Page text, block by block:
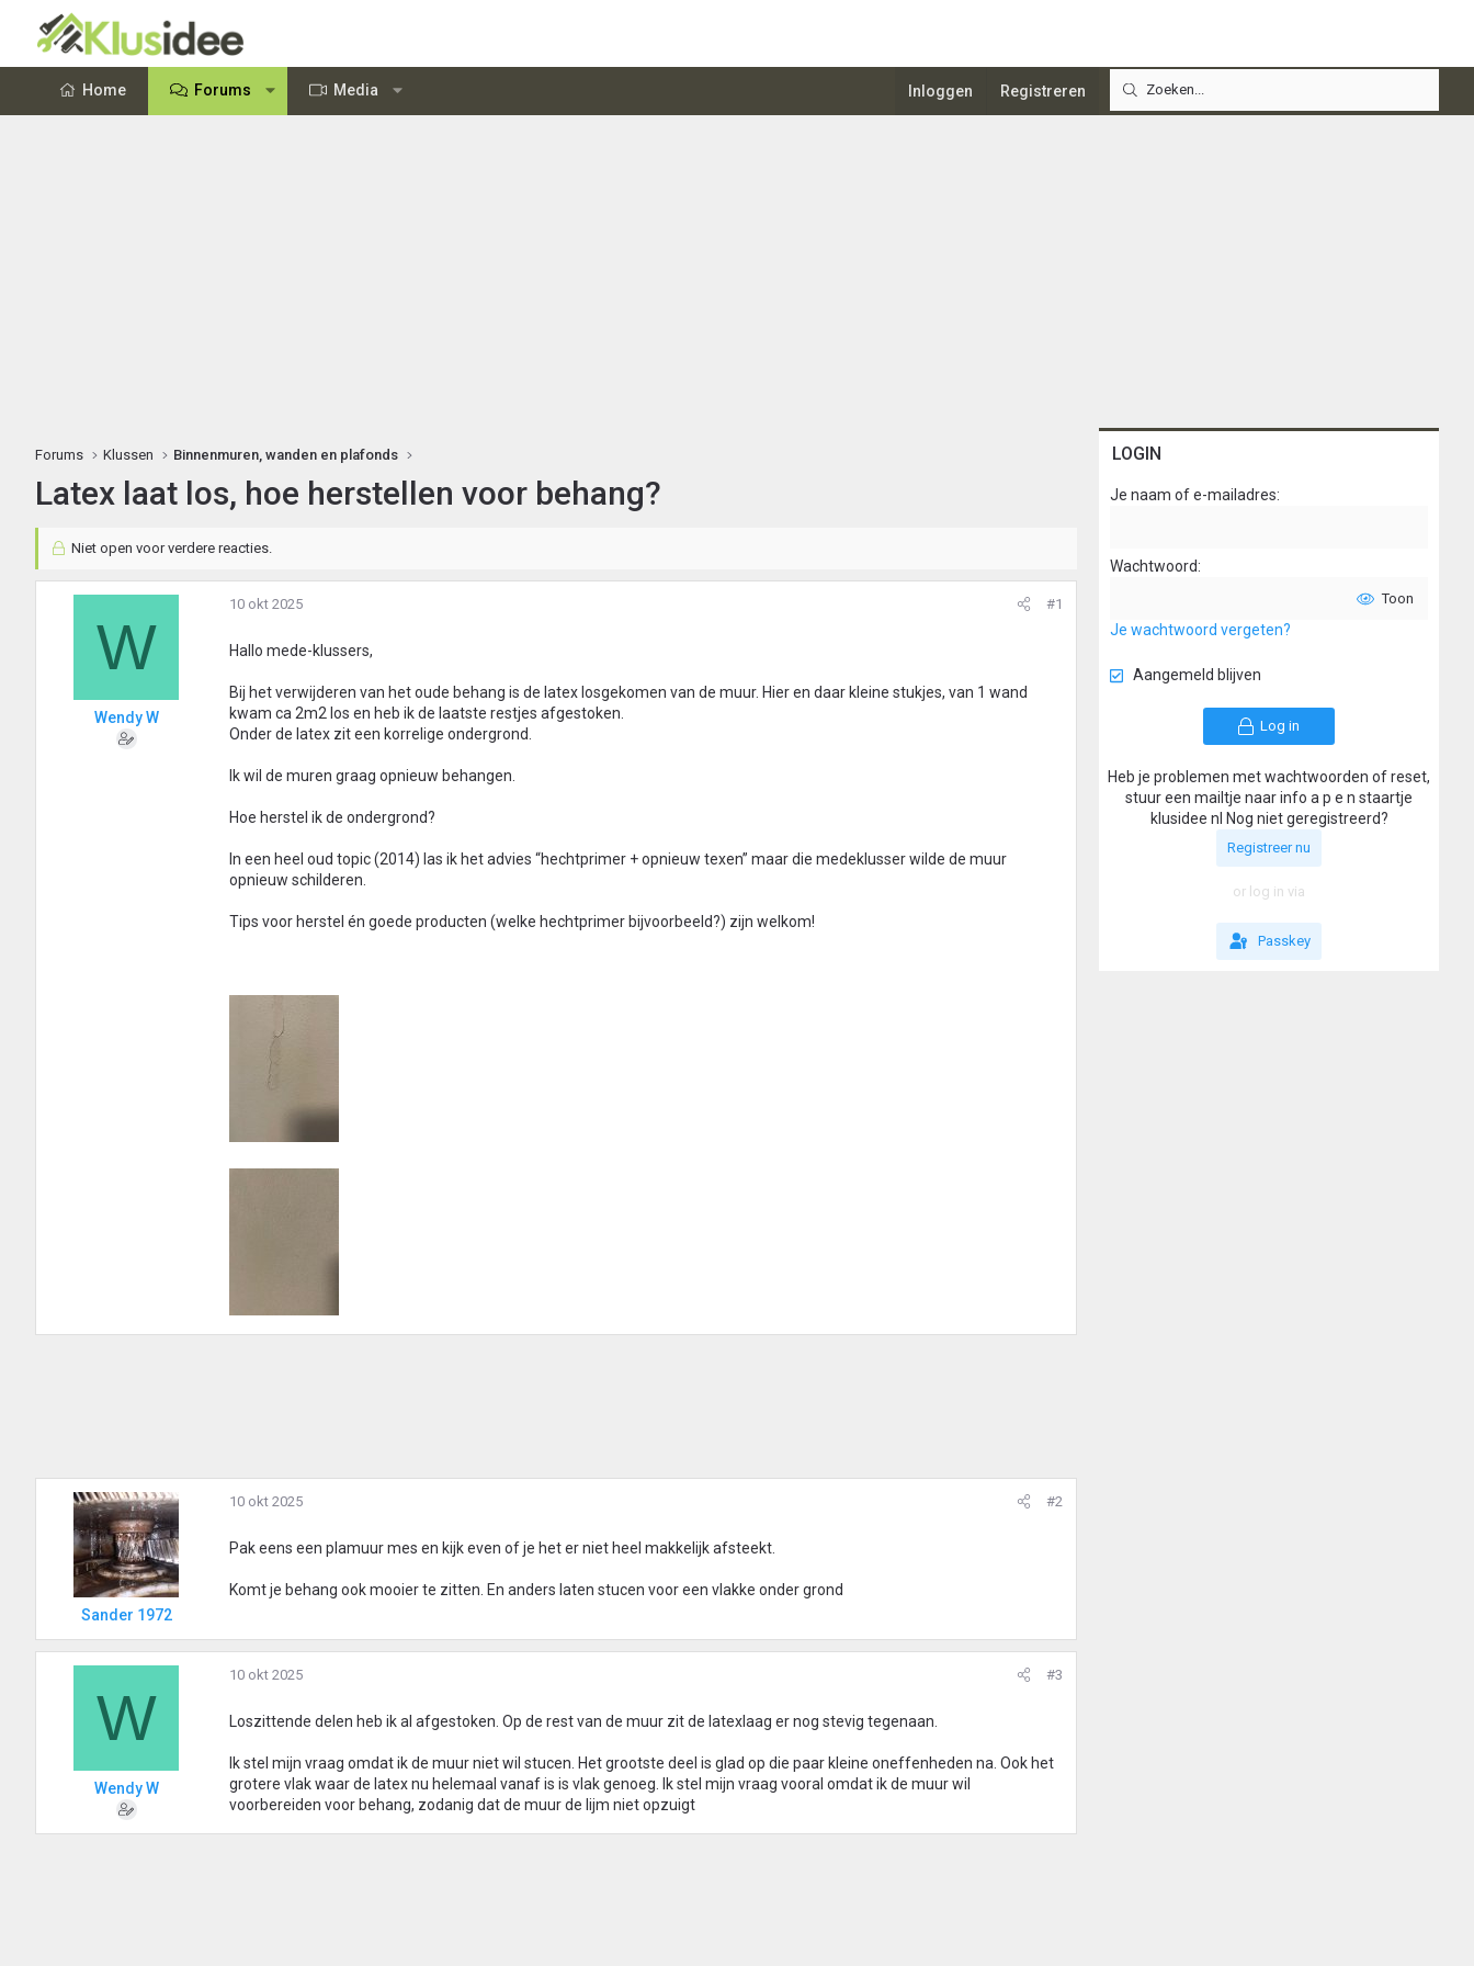
Home Forums Media Inloggen Registreren
Forums Klussen Binnenmuren, wanden en plafonds
Latex laat los, hoe herstellen voor behang?
Niet open voor verdere reacties.
W
Wendy W
10 okt 2025 #1
Hallo mede-klussers,
Bij het verwijderen van het oude behang is de latex losgekomen van de muur. Hier en daar kleine stukjes, van 1 wand
kwam ca 2m2 los en heb ik de laatste restjes afgestoken.
Onder de latex zit een korrelige ondergrond.
Ik wil de muren graag opnieuw behangen.
Hoe herstel ik de ondergrond?
In een heel oud topic (2014) las ik het advies “hechtprimer + opnieuw texen” maar die medeklusser wilde de muur
opnieuw schilderen.
Tips voor herstel én goede producten (welke hechtprimer bijvoorbeeld?) zijn welkom!
Sander 1972
10 okt 2025 #2
Pak eens een plamuur mes en kijk even of je het er niet heel makkelijk afsteekt.
Komt je behang ook mooier te zitten. En anders laten stucen voor een vlakke onder grond
W
Wendy W
10 okt 2025 #3
Loszittende delen heb ik al afgestoken. Op de rest van de muur zit de latexlaag er nog stevig tegenaan.
Ik stel mijn vraag omdat ik de muur niet wil stucen. Het grootste deel is glad op die paar kleine oneffenheden na. Ook het
grotere vlak waar de latex nu helemaal vanaf is is vlak genoeg. Ik stel mijn vraag vooral omdat ik de muur wil
voorbereiden voor behang, zodanig dat de muur de lijm niet opzuigt
LOGIN
Je naam of e-mailadres
Wachtwoord
Toon
Je wachtwoord vergeten?
Aangemeld blijven
Log in
Heb je problemen met wachtwoorden of reset,
stuur een mailtje naar info a p e n staartje
klusidee nl Nog niet geregistreerd?
Registreer nu
or log in via
Passkey